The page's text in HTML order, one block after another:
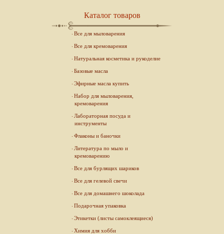
Каталог товаров
Все для мыловарения
Все для кремоварения
Натуральная косметика и рукоделие
Базовые масла
Эфирные масла купить
Набор для мыловарения,
кремоварения
Лабораторная посуда и
инструменты
Флаконы и баночки
Литература по мыло и
кремоварению
Все для бурлящих шариков
Все для гелевой свечи
Все для домашнего шоколада
Подарочная упаковка
Этикетки (листы самоклеящиеся)
Химия для хобби